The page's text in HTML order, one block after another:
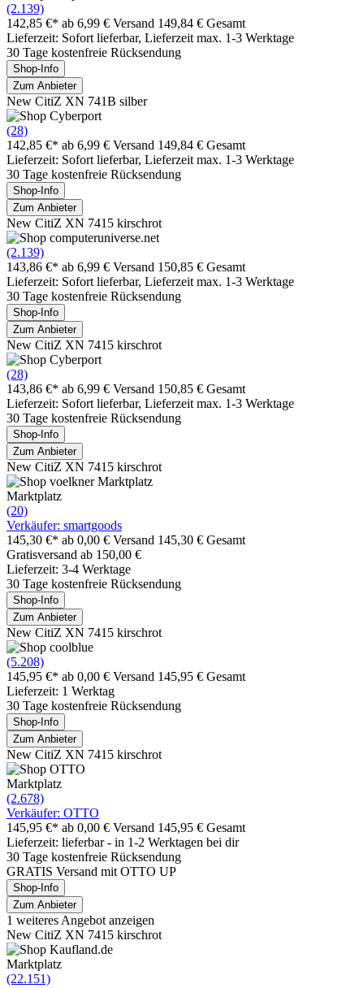
(2.139)
142,85 €* ab 6,99 € Versand 149,84 € Gesamt
Lieferzeit: Sofort lieferbar, Lieferzeit max. 1-3 Werktage
30 Tage kostenfreie Rücksendung
Shop-Info
Zum Anbieter
New CitiZ XN 741B silber
(28)
142,85 €* ab 6,99 € Versand 149,84 € Gesamt
Lieferzeit: Sofort lieferbar, Lieferzeit max. 1-3 Werktage
30 Tage kostenfreie Rücksendung
Shop-Info
Zum Anbieter
New CitiZ XN 7415 kirschrot
(2.139)
143,86 €* ab 6,99 € Versand 150,85 € Gesamt
Lieferzeit: Sofort lieferbar, Lieferzeit max. 1-3 Werktage
30 Tage kostenfreie Rücksendung
Shop-Info
Zum Anbieter
New CitiZ XN 7415 kirschrot
(28)
143,86 €* ab 6,99 € Versand 150,85 € Gesamt
Lieferzeit: Sofort lieferbar, Lieferzeit max. 1-3 Werktage
30 Tage kostenfreie Rücksendung
Shop-Info
Zum Anbieter
New CitiZ XN 7415 kirschrot
Marktplatz
(20)
Verkäufer: smartgoods
145,30 €* ab 0,00 € Versand 145,30 € Gesamt
Gratisversand ab 150,00 €
Lieferzeit: 3-4 Werktage
30 Tage kostenfreie Rücksendung
Shop-Info
Zum Anbieter
New CitiZ XN 7415 kirschrot
(5.208)
145,95 €* ab 0,00 € Versand 145,95 € Gesamt
Lieferzeit: 1 Werktag
30 Tage kostenfreie Rücksendung
Shop-Info
Zum Anbieter
New CitiZ XN 7415 kirschrot
Marktplatz
(2.678)
Verkäufer: OTTO
145,95 €* ab 0,00 € Versand 145,95 € Gesamt
Lieferzeit: lieferbar - in 1-2 Werktagen bei dir
30 Tage kostenfreie Rücksendung
GRATIS Versand mit OTTO UP
Shop-Info
Zum Anbieter
1 weiteres Angebot anzeigen
New CitiZ XN 7415 kirschrot
Marktplatz
(22.151)